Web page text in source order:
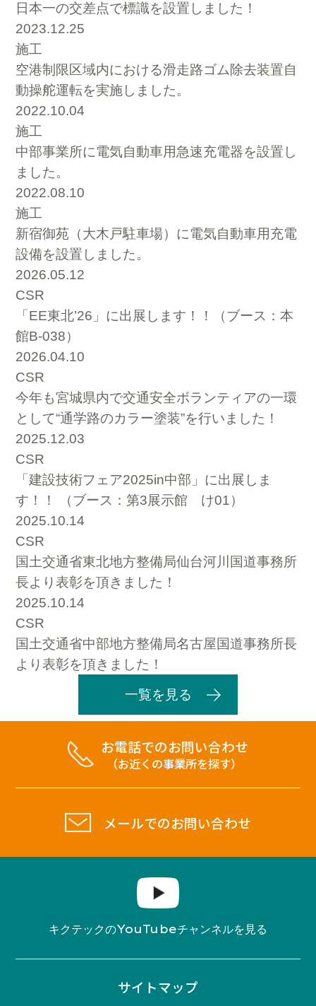
日本一の交差点で標識を設置しました！
2023.12.25
施工
空港制限区域内における滑走路ゴム除去装置自
動操舵運転を実施しました。
2022.10.04
施工
中部事業所に電気自動車用急速充電器を設置し
ました。
2022.08.10
施工
新宿御苑（大木戸駐車場）に電気自動車用充電
設備を設置しました。
2026.05.12
CSR
「EE東北’26」に出展します！！（ブース：本
館B-038）
2026.04.10
CSR
今年も宮城県内で交通安全ボランティアの一環
として“通学路のカラー塗装”を行いました！
2025.12.03
CSR
「建設技術フェア2025in中部」に出展しま
す！！ （ブース：第3展示館 け01）
2025.10.14
CSR
国土交通省東北地方整備局仙台河川国道事務所
長より表彰を頂きました！
2025.10.14
CSR
国土交通省中部地方整備局名古屋国道事務所長
より表彰を頂きました！
一覧を見る
お電話でのお問い合わせ
（お近くの事業所を探す）
メールでのお問い合わせ
キクテックのYouTubeチャンネルを見る
サイトマップ